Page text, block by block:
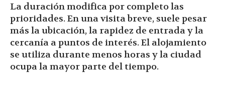
La duración modifica por completo las
prioridades. En una visita breve, suele pesar
más la ubicación, la rapidez de entrada y la
cercanía a puntos de interés. El alojamiento
se utiliza durante menos horas y la ciudad
ocupa la mayor parte del tiempo.